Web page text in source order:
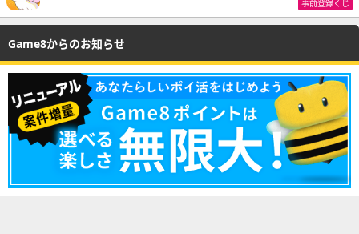
事前登録くじ
Game8からのお知らせ